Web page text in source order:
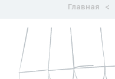
Главная